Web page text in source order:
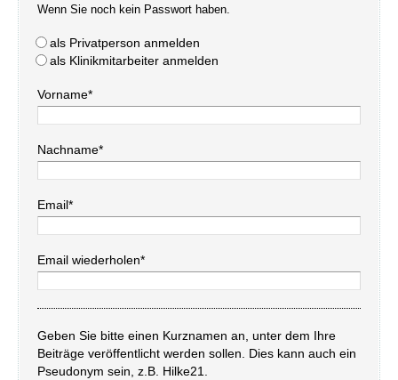
Wenn Sie noch kein Passwort haben.
als Privatperson anmelden
als Klinikmitarbeiter anmelden
Vorname*
Nachname*
Email*
Email wiederholen*
Geben Sie bitte einen Kurznamen an, unter dem Ihre
Beiträge veröffentlicht werden sollen. Dies kann auch ein
Pseudonym sein, z.B. Hilke21.